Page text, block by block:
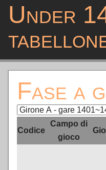
HOME
STRUTTURE
MEDIA
INFO
VOLLEURHOPE
Under
Fase a
Codice
Campo di
gioco